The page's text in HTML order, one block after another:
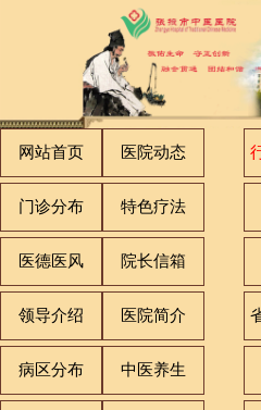
网站首页 医院动态
门诊分布 特色疗法
医德医风 院长信箱
领导介绍 医院简介
病区分布 中医养生